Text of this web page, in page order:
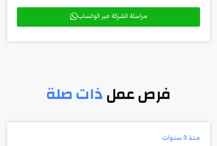
مراسلة الشركة عبر الواتساب
فرص عملذات صلة
منذ 3 سنوات